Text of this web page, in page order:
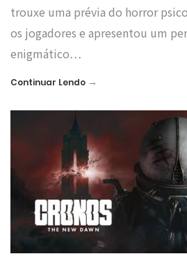
trouxe uma prévia do horror
os jogadores e apresentou um
enigmático…
Continuar Lendo →